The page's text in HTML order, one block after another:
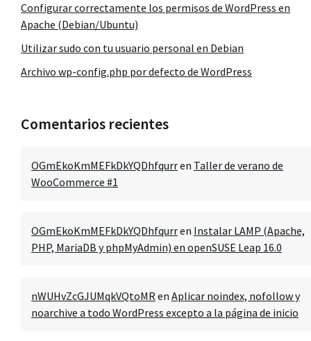
Configurar correctamente los permisos de WordPress en
Apache (Debian/Ubuntu)
Utilizar sudo con tu usuario personal en Debian
Archivo wp-config.php por defecto de WordPress
Comentarios recientes
OGmEkoKmMEFkDkYQDhfqurren Taller de verano de
WooCommerce #1
OGmEkoKmMEFkDkYQDhfqurren Instalar LAMP (Apache,
PHP, MariaDB y phpMyAdmin) en openSUSE Leap 16.0
nWUHvZcGJUMqkVQtoMRen Aplicar noindex, nofollow y
noarchive a todo WordPress excepto a la página de inicio